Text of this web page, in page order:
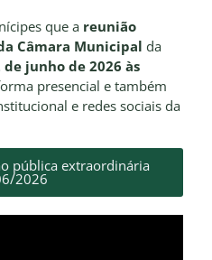
que a reunião
Câmara Municipal da
de junho de 2026 às
presencial e também
e redes sociais da
pública extraordinária
2026